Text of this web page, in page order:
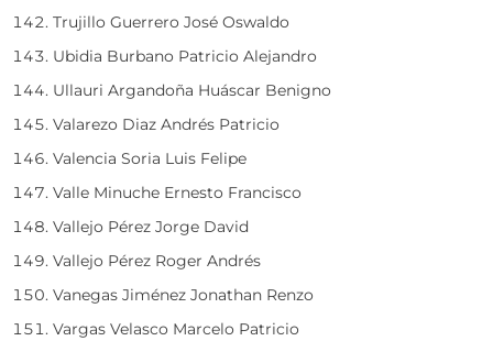
Trujillo Guerrero José Oswaldo
Ubidia Burbano Patricio Alejandro
Ullauri Argandoña Huáscar Benigno
Valarezo Diaz Andrés Patricio
Valencia Soria Luis Felipe
Valle Minuche Ernesto Francisco
Vallejo Pérez Jorge David
Vallejo Pérez Roger Andrés
Vanegas Jiménez Jonathan Renzo
Vargas Velasco Marcelo Patricio